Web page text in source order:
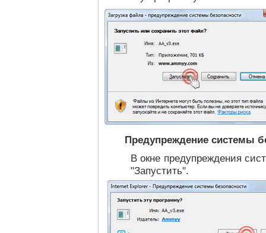
Предупреждение системы
В окне предупреждения
"Запустить".